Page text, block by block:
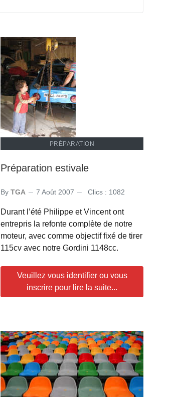
PRÉPARATION
Préparation estivale
By TGA 7 Août 2007 Clics : 1082
Durant l’été Philippe et Vincent ont
entrepris la refonte complète de notre
moteur, avec comme objectif fixé de tirer
115cv avec notre Gordini 1148cc.
Veuillez vous identifier ou vous
inscrire pour lire la suite...